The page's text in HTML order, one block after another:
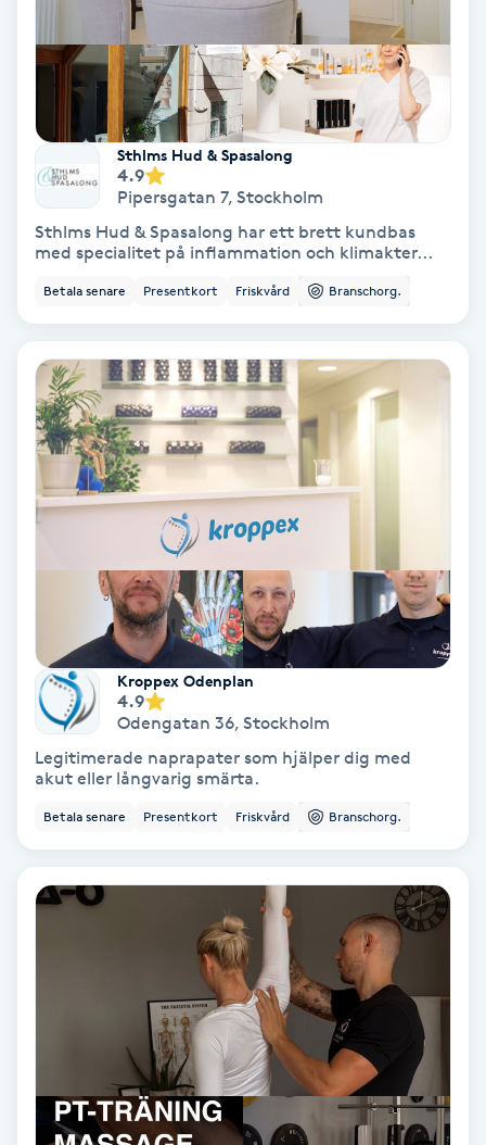
Regndroppsmassage
Reikihealing
Reiki massage
Restorative Yoga
Rosenmetoden
Ryggmassage
Samtalsterapi
Senioryoga
Shiatsu
Singelfransar
Sjukgymnastik
Skinbooster
Skäggfärgning
Sthlms Hud & Spasalong
4.9
Pipersgatan 7, Stockholm
Sthlms Hud & Spasalong har ett brett kundbas
med specialitet på inflammation och klimakter...
Betala senare Presentkort Friskvård Branschorg.
Kroppex Odenplan
4.9
Odengatan 36, Stockholm
Legitimerade naprapater som hjälper dig med
akut eller långvarig smärta.
Betala senare Presentkort Friskvård Branschorg.